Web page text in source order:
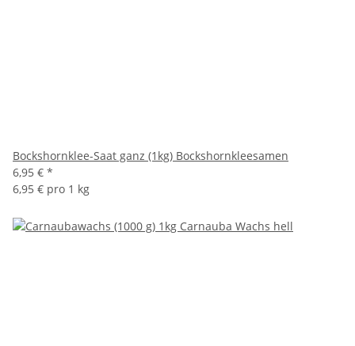
Bockshornklee-Saat ganz (1kg) Bockshornkleesamen
6,95 € *
6,95 € pro 1 kg